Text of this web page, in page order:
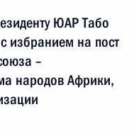
ЮАР Табо
избранием на пост
–
народов Африки,